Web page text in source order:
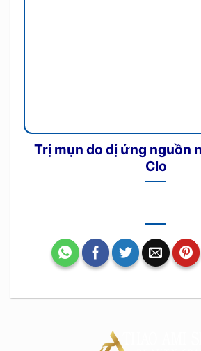
Trị mụn do dị ứng nguồn
Clo